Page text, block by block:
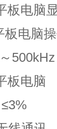
板电脑
电脑
500kHz
板电脑